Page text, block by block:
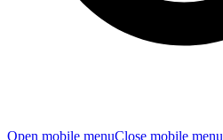
Open mobile menuClose mobile menu